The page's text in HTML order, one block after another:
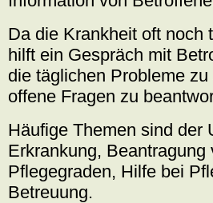
Da die Krankheit oft noch
hilft ein Gespräch mit
die täglichen Probleme
offene Fragen zu
Häufige Themen sind der
Erkrankung, Beantragung
Pflegegraden, Hilfe bei
Betreuung.